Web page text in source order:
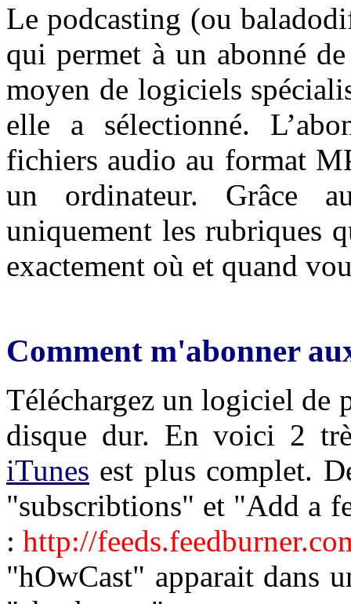
Le podcasting (ou
qui permet à un abonné
moyen de logiciels
elle a sélectionné.
fichiers audio au format
un ordinateur. Grâce
uniquement les rubriques
exactement où et quand
Comment m'abonner
Téléchargez un logiciel de
disque dur. En voici 2
iTunes est plus complet.
"subscribtions" et "Add a
: http://
"hOwCast" apparait dans